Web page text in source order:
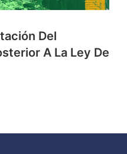
Del
A La Ley De